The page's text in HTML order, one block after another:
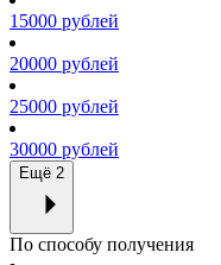
15000 рублей
20000 рублей
25000 рублей
30000 рублей
Ещё 2
По способу получения